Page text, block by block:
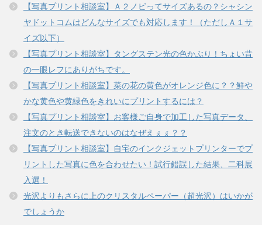
【写真プリント相談室】Ａ２ノビってサイズあるの？シャシン
ヤドットコムはどんなサイズでも対応します！（ただしＡ１サ
イズ以下）
【写真プリント相談室】タングステン光の色かぶり！ちょい昔
の一眼レフにありがちです。
【写真プリント相談室】菜の花の黄色がオレンジ色に？？鮮や
かな黄色や黄緑色をきれいにプリントするには？
【写真プリント相談室】お客様ご自身で加工した写真データ、
注文のとき転送できないのはなぜえぇぇ？？
【写真プリント相談室】自宅のインクジェットプリンターでプ
リントした写真に色を合わせたい！試行錯誤した結果、二科展
入選！
光沢よりもさらに上のクリスタルペーパー（超光沢）はいかが
でしょうか